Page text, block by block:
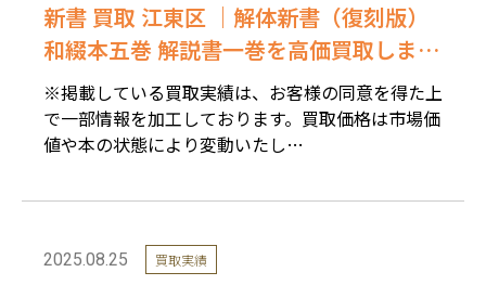
新書 買取 江東区 ｜解体新書（復刻版）
和綴本五巻 解説書一巻を高価買取しまし
た。
※掲載している買取実績は、お客様の同意を得た上
で一部情報を加工しております。買取価格は市場価
値や本の状態により変動いたし…
2025.08.25 買取実績